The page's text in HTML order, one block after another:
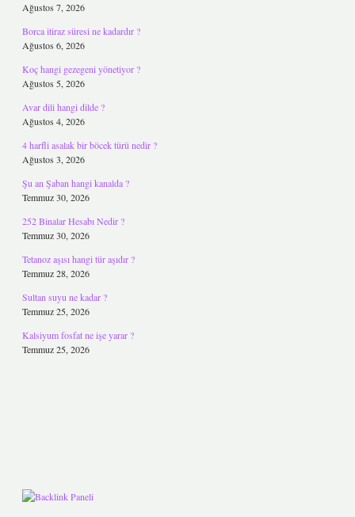
Ağustos 7, 2026
Borca itiraz süresi ne kadardır ?
Ağustos 6, 2026
Koç hangi gezegeni yönetiyor ?
Ağustos 5, 2026
Avar dili hangi dilde ?
Ağustos 4, 2026
4 harfli asalak bir böcek türü nedir ?
Ağustos 3, 2026
Şu an Şaban hangi kanalda ?
Temmuz 30, 2026
252 Binalar Hesabı Nedir ?
Temmuz 30, 2026
Tetanoz aşısı hangi tür aşıdır ?
Temmuz 28, 2026
Sultan suyu ne kadar ?
Temmuz 25, 2026
Kalsiyum fosfat ne işe yarar ?
Temmuz 25, 2026